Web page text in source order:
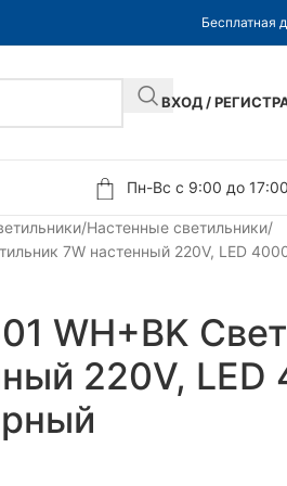
Бесплатная
ВХОД /
Пн-Вс с 9:00 до 17:00
Настенные светильники
7W настенный 220V, LED
WH+BK
220V, LED